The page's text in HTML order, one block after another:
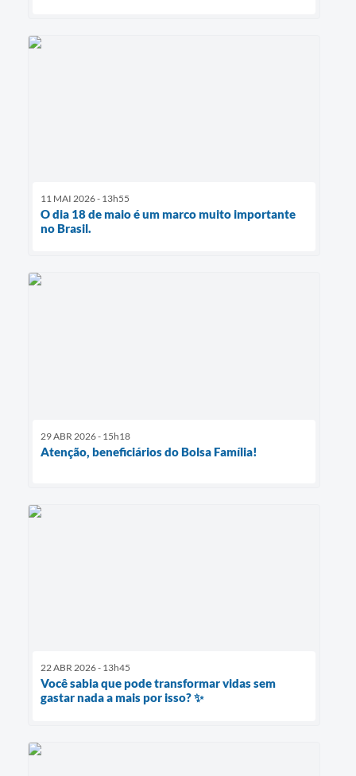
11 MAI 2026 - 13h55
O dia 18 de maio é um marco muito importante
no Brasil.
29 ABR 2026 - 15h18
Atenção, beneficiários do Bolsa Família!
22 ABR 2026 - 13h45
Você sabia que pode transformar vidas sem
gastar nada a mais por isso? ✨